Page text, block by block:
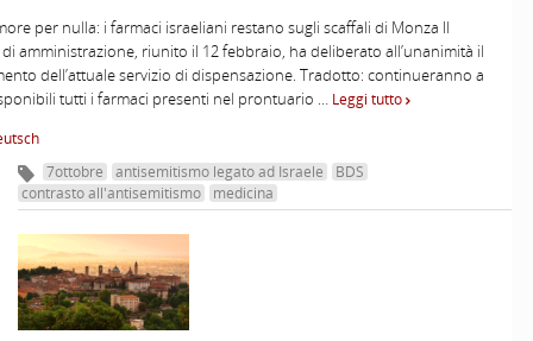
per nulla: i farmaci israeliani restano sugli scaffali di Monza Il
amministrazione, riunito il 12 febbraio, ha deliberato all’unanimità il
dell’attuale servizio di dispensazione. Tradotto: continueranno a
tutti i farmaci presenti nel prontuario … Leggi tutto
7ottobre antisemitismo legato ad Israele
BDS
contrasto all'antisemitismo
medicina